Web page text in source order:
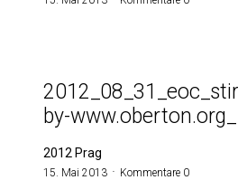
by-www.oberton.org_
2012 Prag
15. Mai 2013 Kommentare 0